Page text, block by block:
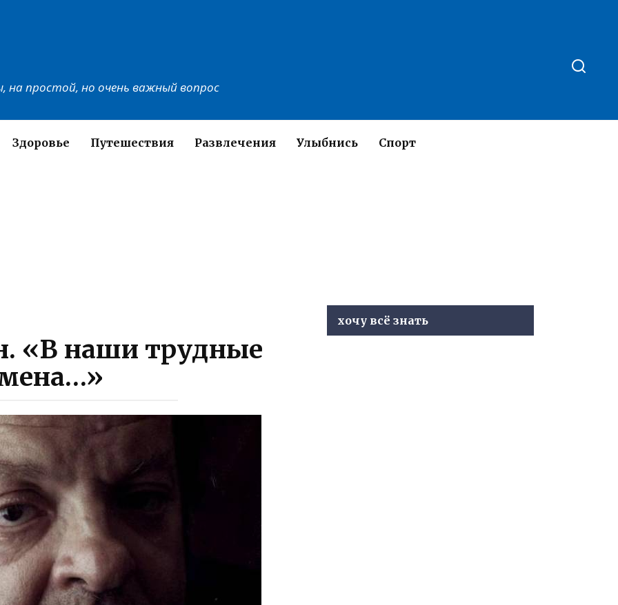
простой, но очень важный вопрос
Здоровье Путешествия Развлечения Улыбнись Спорт
«В наши трудные
хочу всё знать